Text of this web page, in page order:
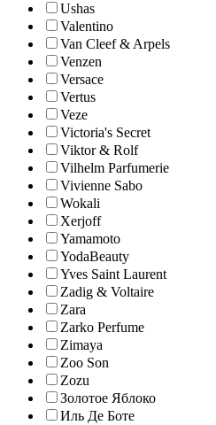
Ushas
Valentino
Van Cleef & Arpels
Venzen
Versace
Vertus
Veze
Victoria's Secret
Viktor & Rolf
Vilhelm Parfumerie
Vivienne Sabo
Wokali
Xerjoff
Yamamoto
YodaBeauty
Yves Saint Laurent
Zadig & Voltaire
Zara
Zarko Perfume
Zimaya
Zoo Son
Zozu
Золотое Яблоко
Иль Де Боте